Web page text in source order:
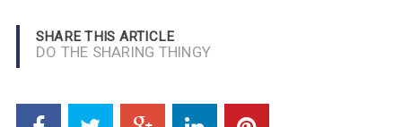
SHARE THIS ARTICLE
DO THE SHARING THINGY